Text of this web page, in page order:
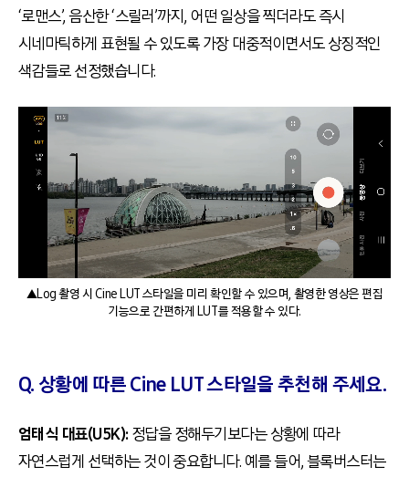
‘로맨스’, 음산한 ‘스릴러’까지, 어떤 일상을 찍더라도 즉시
시네마틱하게 표현될 수 있도록 가장 대중적이면서도 상징적인
색감들로 선정했습니다.
▲Log 촬영 시 Cine LUT 스타일을 미리 확인할 수 있으며, 촬영한 영상은 편집
기능으로 간편하게 LUT를 적용할 수 있다.
Q. 상황에 따른 Cine LUT 스타일을 추천해 주세요.
엄태식 대표(U5K):정답을 정해두기보다는 상황에 따라
자연스럽게 선택하는 것이 중요합니다. 예를 들어, 블록버스터는